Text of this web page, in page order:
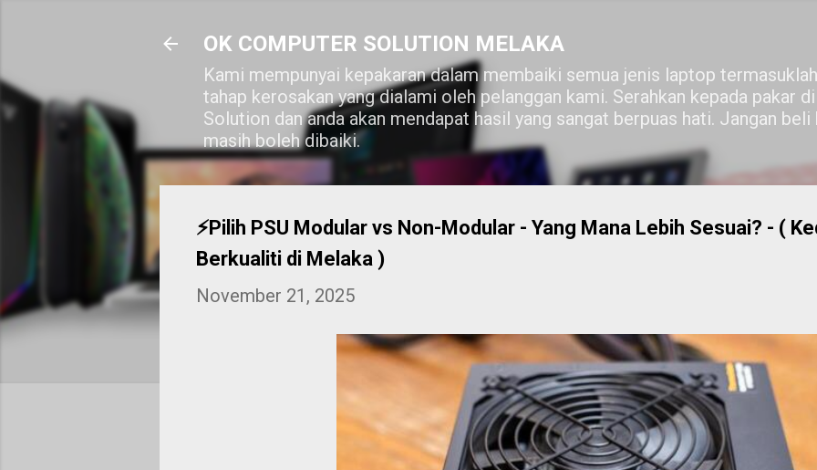
OK COMPUTER SOLUTION MELAKA
Kami mempunyai kepakaran dalam membaiki semua jenis laptop
tahap kerosakan yang dialami oleh pelanggan kami. Serahkan kepada pakar
Solution dan anda akan mendapat hasil yang sangat berpuas hati. Jangan beli
masih boleh dibaiki.
⚡Pilih PSU Modular vs Non-Modular - Yang Mana Lebih Sesuai? - (
Berkualiti di Melaka )
November 21, 2025